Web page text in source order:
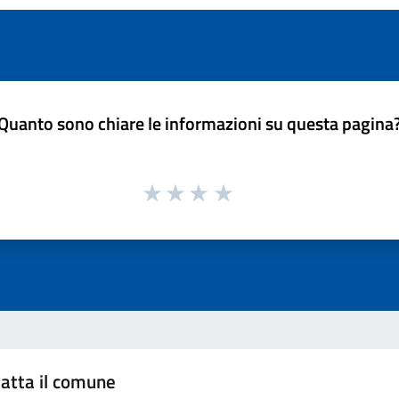
sono chiare le informazioni su questa
il comune